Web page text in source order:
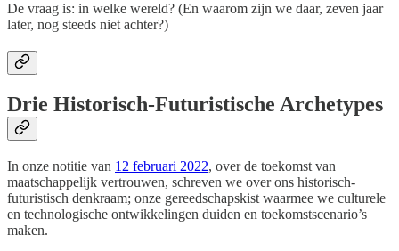
De vraag is: in welke wereld? (En waarom zijn we daar, zeven jaar
later, nog steeds niet achter?)
Drie Historisch-Futuristische Archetypes
In onze notitie van 12 februari 2022, over de toekomst van
maatschappelijk vertrouwen, schreven we over ons historisch-
futuristisch denkraam; onze gereedschapskist waarmee we culturele
en technologische ontwikkelingen duiden en toekomstscenario’s
maken.